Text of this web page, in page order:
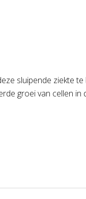
sluipende ziekte
groei van cellen